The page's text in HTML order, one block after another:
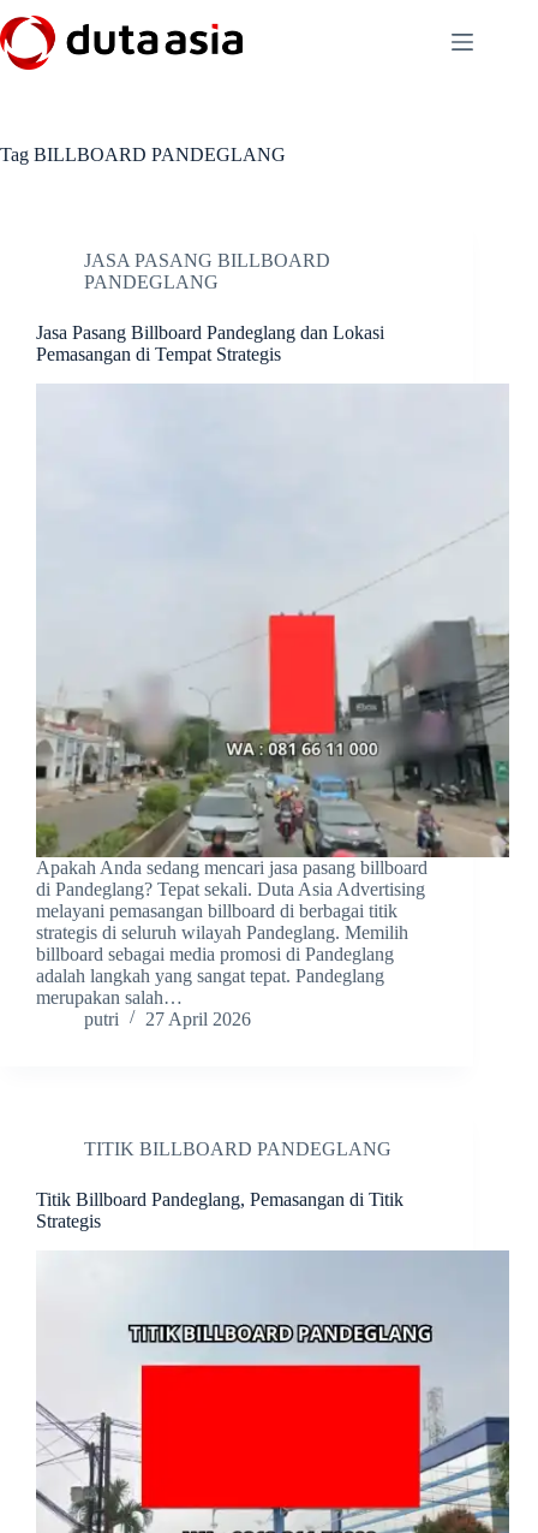
to
content
Tag BILLBOARD PANDEGLANG
JASA PASANG BILLBOARD
PANDEGLANG
Jasa Pasang Billboard Pandeglang dan Lokasi
Pemasangan di Tempat Strategis
Apakah Anda sedang mencari jasa pasang billboard
di Pandeglang? Tepat sekali. Duta Asia Advertising
melayani pemasangan billboard di berbagai titik
strategis di seluruh wilayah Pandeglang. Memilih
billboard sebagai media promosi di Pandeglang
adalah langkah yang sangat tepat. Pandeglang
merupakan salah…
putri
27 April 2026
TITIK BILLBOARD PANDEGLANG
Titik Billboard Pandeglang, Pemasangan di Titik
Strategis